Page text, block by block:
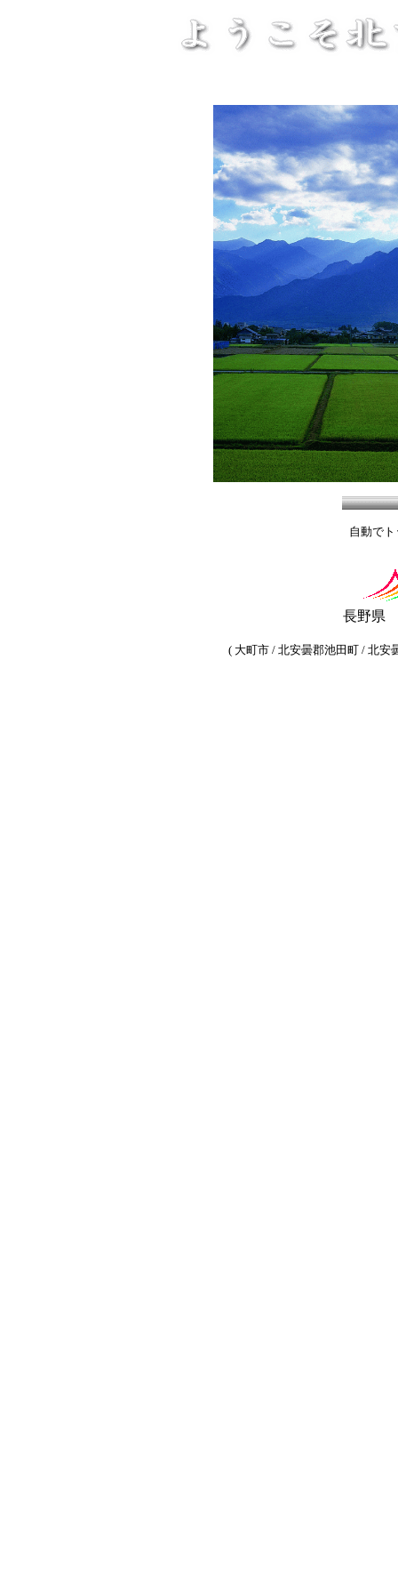
自動で
長野県
( 大町市 / 北安曇郡池田町 / 北安